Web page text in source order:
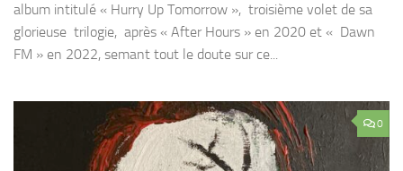
album intitulé « Hurry Up Tomorrow », troisième volet de sa
glorieuse trilogie, après « After Hours » en 2020 et « Dawn
FM » en 2022, semant tout le doute sur ce...
0